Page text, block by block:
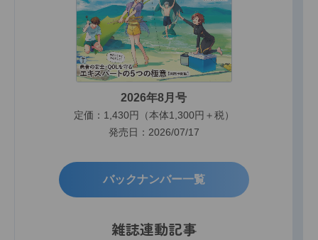
2026年8月号
定価：1,430円（本体1,300円＋税）
発売日：2026/07/17
バックナンバー一覧
雑誌連動記事